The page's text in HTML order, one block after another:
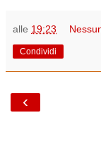
alle 19:23
Condividi
‹